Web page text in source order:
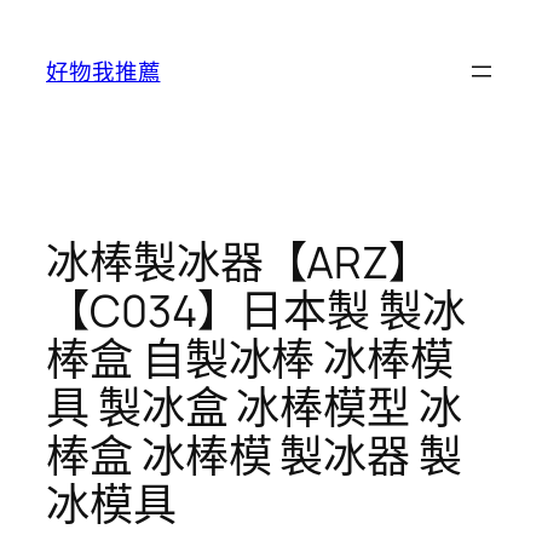
好物我推薦
冰棒製冰器【ARZ】
【C034】日本製 製冰
棒盒 自製冰棒 冰棒模
具 製冰盒 冰棒模型 冰
棒盒 冰棒模 製冰器 製
冰模具